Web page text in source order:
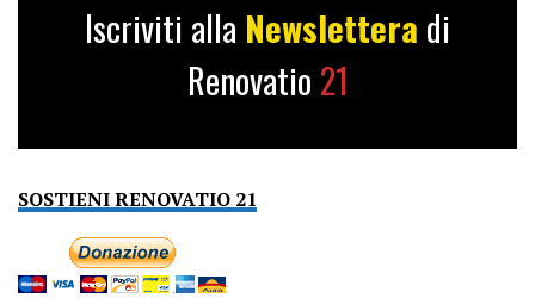
Iscriviti alla Newslettera di
Renovatio 21
SOSTIENI RENOVATIO 21